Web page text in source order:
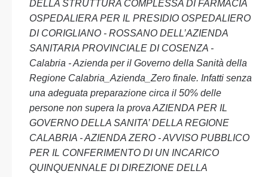
DELLA STRUTTURA COMPLESSA DI FARMACIA
OSPEDALIERA PER IL PRESIDIO OSPEDALIERO
DI CORIGLIANO - ROSSANO DELL’AZIENDA
SANITARIA PROVINCIALE DI COSENZA -
Calabria - Azienda per il Governo della Sanità della
Regione Calabria_Azienda_Zero finale. Infatti senza
una adeguata preparazione circa il 50% delle
persone non supera la prova AZIENDA PER IL
GOVERNO DELLA SANITA’ DELLA REGIONE
CALABRIA - AZIENDA ZERO - AVVISO PUBBLICO
PER IL CONFERIMENTO DI UN INCARICO
QUINQUENNALE DI DIREZIONE DELLA